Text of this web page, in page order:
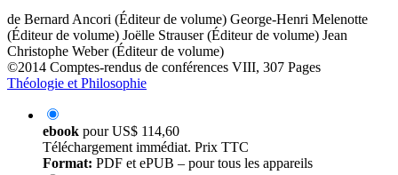
de Bernard Ancori (Éditeur de volume) George-Henri Melenotte
(Éditeur de volume) Joëlle Strauser (Éditeur de volume) Jean
Christophe Weber (Éditeur de volume)
©2014 Comptes-rendus de conférences VIII, 307 Pages
Théologie et Philosophie
ebook pourUS$ 114,60
Téléchargement immédiat. Prix TTC
Format: PDF et ePUB – pour tous les appareils